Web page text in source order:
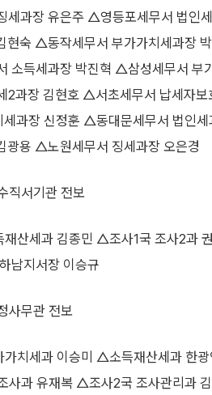
세과장 유은주 △영등포세무서 법인
현숙 △동작세무서 부가가치세과장
소득세과장 박진혁 △삼성세무서 부
2과장 김현호 △서초세무서 납세자
세과장 신정훈 △동대문세무서 법인
광용 △노원세무서 징세과장 오은경
직서기관 전보
산세과 김종민 △조사1국 조사2과
남지서장 이승규
사무관 전보
치세과 이승미 △소득재산세과 한
사과 유재복 △조사2국 조사관리과